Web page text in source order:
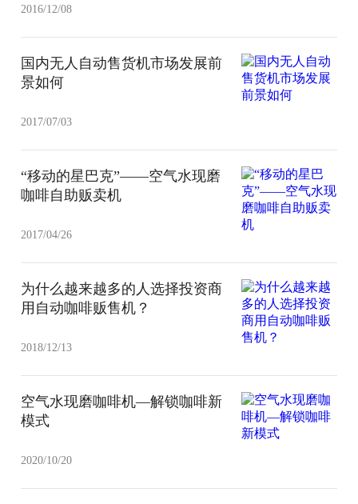
2016/12/08
国内无人自动售货机市场发展前
景如何
2017/07/03
“移动的星巴克”——空气水现磨
咖啡自助贩卖机
2017/04/26
为什么越来越多的人选择投资商
用自动咖啡贩售机？
2018/12/13
空气水现磨咖啡机—解锁咖啡新
模式
2020/10/20